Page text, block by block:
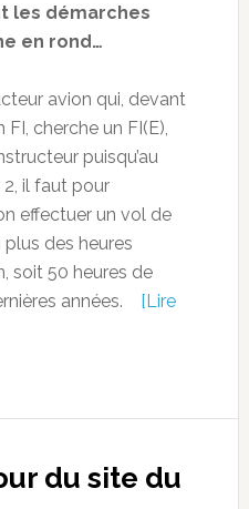
les démarches
en rond…
avion qui, devant
cherche un FI(E),
puisqu’au
il faut pour
effectuer un vol de
des heures
soit 50 heures de
années. [Lire
du site du